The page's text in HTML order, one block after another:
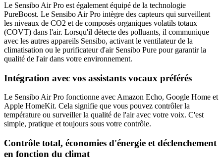
Le Sensibo Air Pro est également équipé de la technologie
PureBoost. Le Sensibo Air Pro intègre des capteurs qui surveillent
les niveaux de CO2 et de composés organiques volatils totaux
(COVT) dans l'air. Lorsqu'il détecte des polluants, il communique
avec les autres appareils Sensibo, activant le ventilateur de la
climatisation ou le purificateur d'air Sensibo Pure pour garantir la
qualité de l'air dans votre environnement.
Intégration avec vos assistants vocaux préférés
Le Sensibo Air Pro fonctionne avec Amazon Echo, Google Home et
Apple HomeKit. Cela signifie que vous pouvez contrôler la
température ou surveiller la qualité de l'air avec votre voix. C'est
simple, pratique et toujours sous votre contrôle.
Contrôle total, économies d'énergie et déclenchement
en fonction du climat